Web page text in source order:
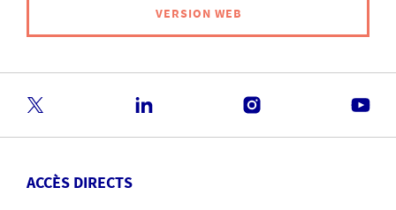
VERSION WEB
ACCÈS DIRECTS